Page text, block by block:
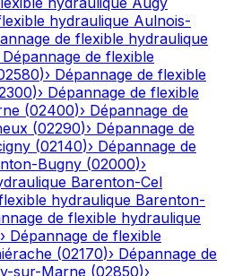
hydraulique Aulnois-
de flexible hydraulique
Dépannage de flexible
)› Dépannage de flexible
)› Dépannage de flexible
(02400)› Dépannage de
(02290)› Dépannage de
(02140)› Dépannage de
Bugny (02000)›
Barenton-Cel
hydraulique Barenton-
de flexible hydraulique
› Dépannage de flexible
(02170)› Dépannage de
sur-Marne (02850)›